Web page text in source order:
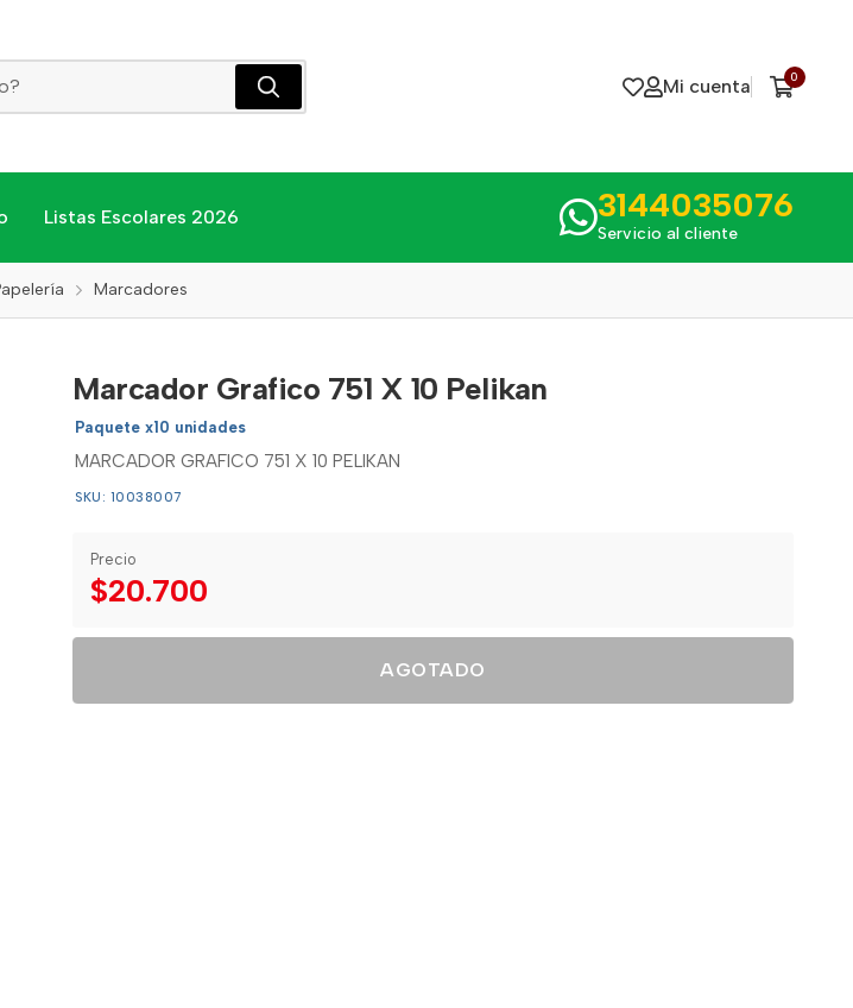
Mi cuenta 0
Listas Escolares 2026 3144035076
Servicio al cliente
Marcadores
Marcador Grafico 751 X 10 Pelikan
Paquete x10 unidades
MARCADOR GRAFICO 751 X 10 PELIKAN
SKU: 10038007
Precio
$20.700
AGOTADO